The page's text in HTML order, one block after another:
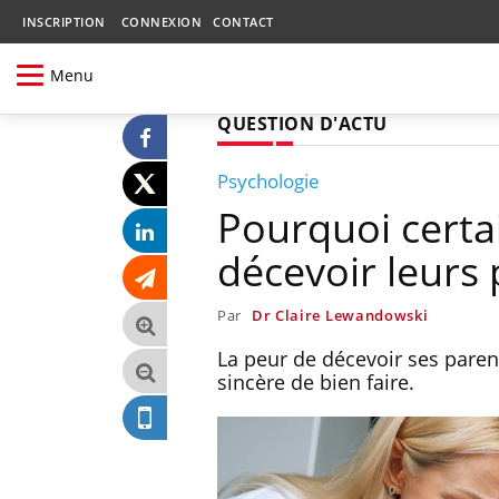
INSCRIPTION CONNEXION CONTACT
Menu
QUESTION D'ACTU
Psychologie
Pourquoi
décevoir leurs
Par Dr Claire Lewandowski
La peur de décevoir ses
sincère de bien faire.